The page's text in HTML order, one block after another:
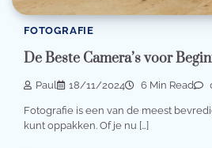
FOTOGRAFIE
De Beste Camera’s voor
Paul 18/11/2024 6 Min Read
Fotografie is een van de meest
kunt oppakken. Of je nu […]